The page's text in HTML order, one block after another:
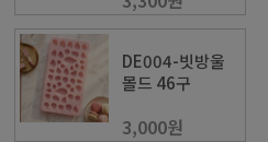
DE004-빗방울
몰드 46구
3,000원